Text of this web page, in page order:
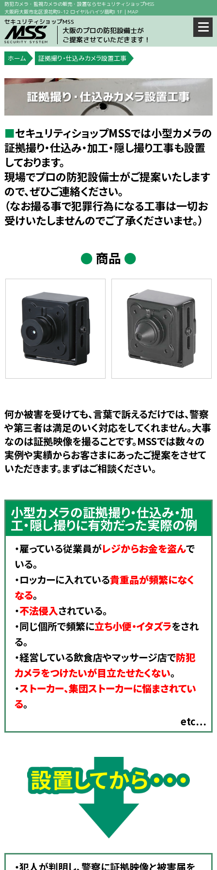
防犯カメラ・監視カメラの販売・設置ならセキュリティショップMSS
大阪府大阪市北区浪花町9-12 ロイヤルハイツ扇町I 1F｜ MAP
セキュリティショップMSS
大阪のプロの防犯設備士が
ご提案させていただきます！
ホーム
証拠撮り・仕込みカメラ設置工事
■セキュリティショップMSSでは小型カメラの
証拠撮り・仕込み・加工・隠し撮り工事も設置
しております。
現場でプロの防犯設備士がご提案いたします
ので、ぜひご連絡ください。
（なお撮る事で犯罪行為になる工事は一切お
受けいたしませんのでご了承くださいませ。）
● 商品 ●
何か被害を受けても、言葉で訴えるだけでは、警察
や第三者は満足のいく対応をしてくれません。大事
なのは証拠映像を撮ることです。MSSでは数々の
実例や実績からお客さまにあったご提案をさせて
いただきます。まずはご相談ください。
小型カメラの証拠撮り・仕込み・加
工・隠し撮りに有効だった実際の例
・雇っている従業員がレジからお金を盗んで
いる。
・ロッカーに入れている貴重品が頻繁になく
なる。
・不法侵入されている。
・同じ個所で頻繁に立ち小便・イタズラをされ
る。
・経営している飲食店やマッサージ店で防犯
カメラをつけたいが目立たせたくない。
・ストーカー、集団ストーカーに悩まされてい
る。
etc…
・犯人が判明し、警察に証拠映像と被害届を